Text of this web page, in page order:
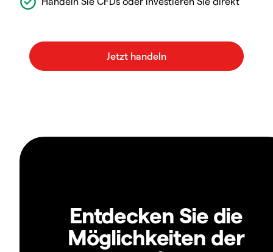
Entdecken Sie die
Möglichkeiten der